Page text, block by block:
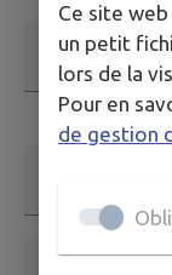
Adresse email
Ce champ est
Ce site
un petit
lors de la
Pour en
de gestion